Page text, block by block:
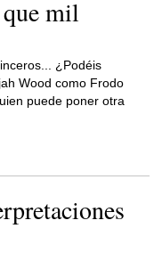
mil
¿Podéis
Wood como Frodo
puede poner otra